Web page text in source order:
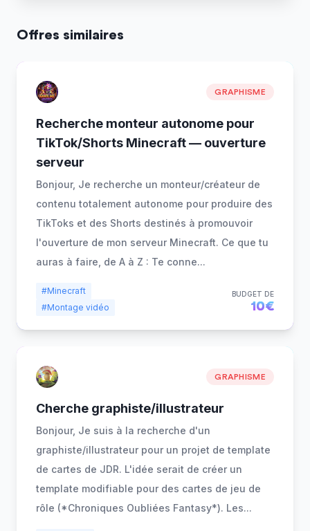
Offres similaires
GRAPHISME
Recherche monteur autonome pour
TikTok/Shorts Minecraft — ouverture
serveur
Bonjour, Je recherche un monteur/créateur de
contenu totalement autonome pour produire des
TikToks et des Shorts destinés à promouvoir
l'ouverture de mon serveur Minecraft. Ce que tu
auras à faire, de A à Z : Te conne...
#Minecraft
#Montage vidéo
BUDGET DE
10€
GRAPHISME
Cherche graphiste/illustrateur
Bonjour, Je suis à la recherche d'un
graphiste/illustrateur pour un projet de template
de cartes de JDR. L'idée serait de créer un
template modifiable pour des cartes de jeu de
rôle (*Chroniques Oubliées Fantasy*). Les...